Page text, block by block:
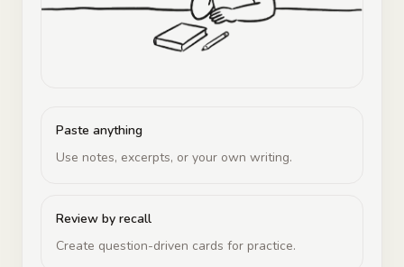
Paste anything
Use notes, excerpts, or your own writing.
Review by recall
Create question-driven cards for practice.